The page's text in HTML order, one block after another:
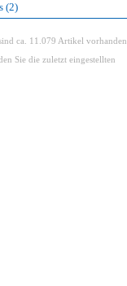
(2)
ca. 11.079 Artikel vorhanden.
Sie die zuletzt eingestellten